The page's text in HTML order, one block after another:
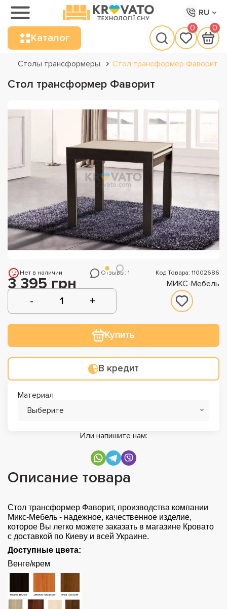
RU
Каталог
0 0
Столы трансформеры Стол трансформер Фаворит
Стол трансформер Фаворит
Нет в наличии Отзывы: 1 Код Товара: 11002686
3 395 грн МИКС-Мебель
Купить
В кредит
Материал
Выберите
Или напишите нам:
Описание товара
Стол трансформер Фаворит, производства компании
Микс-Мебель - надежное, качественное изделие,
которое Вы легко можете заказать в магазине Кровато
с доставкой по Киеву и всей Украине.
Доступные цвета:
Венге/крем